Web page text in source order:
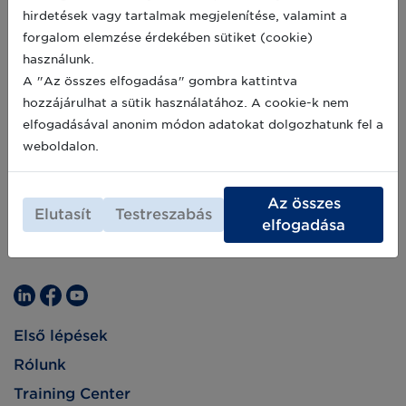
vonatkozó határidőket. A fajonkénti
gyűjtemények
a https://portal.nebih.gov.hu/enar oldalon
érhetőek el.
2021-01-25
Első lépések
Rólunk
Training Center
hirdetések vagy tartalmak megjelenítése, valamint a
forgalom elemzése érdekében sütiket (cookie)
használunk.
A "Az összes elfogadása" gombra kattintva
hozzájárulhat a sütik használatához. A cookie-k nem
elfogadásával anonim módon adatokat dolgozhatunk fel a
weboldalon.
Elutasít Testreszabás
Az összes
elfogadása